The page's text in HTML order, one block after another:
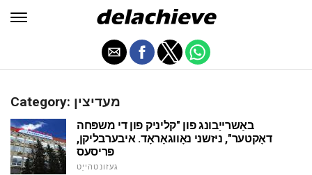
Category: מעדיצין
באַשרייַבונג פון "קליניק פון די משפּחה
דאָקטער", ניזשני נאָווגאָראָד. איבערבליקן,
פּריסעס
געזונטהייַט